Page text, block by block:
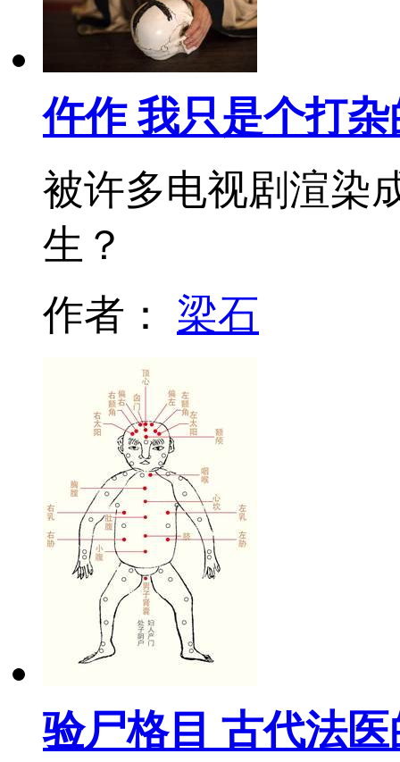
仵作 我只是个打杂
被许多电视剧渲染
生？
作者： 梁石
验尸格目 古代法